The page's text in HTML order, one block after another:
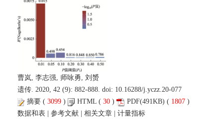
曹岚, 李志强, 师咏勇, 刘赟
遗传. 2020, 42 (9): 882-888. doi: 10.16288/j.yczz.20-077
摘要 ( 3099 ) HTML ( 30 ) PDF(491KB) ( 1807 )
数据和表
参考文献 相关文章 计量指标